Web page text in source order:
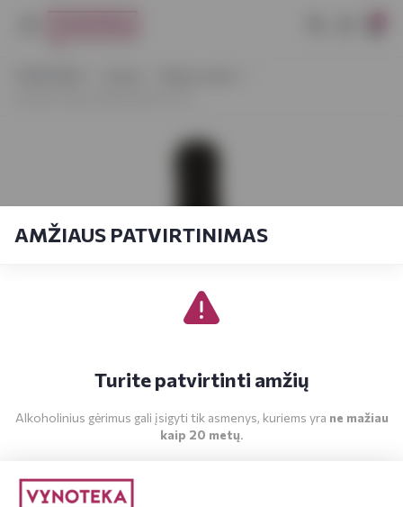
AMŽIAUS PATVIRTINIMAS
Turite patvirtinti amžių
Alkoholinius gėrimus gali įsigyti tik asmenys, kuriems yra ne mažiau
kaip 20 metų.